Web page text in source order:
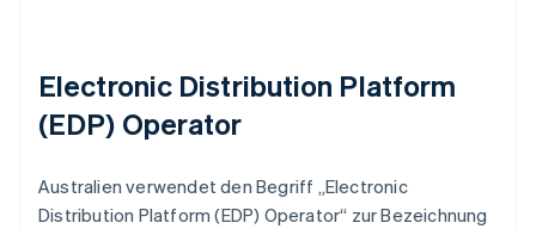
Electronic Distribution Platform
(EDP) Operator
Australien verwendet den Begriff „Electronic
Distribution Platform (EDP) Operator“ zur Bezeichnung